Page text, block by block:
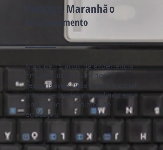
Rodrigo Maranhão
Relacionamento
Mais de 15 anos de experiência
em consultoria. Um dos
responsáveis pela área de Social
Impact e também envolvido em
uma série de projetos de
educação